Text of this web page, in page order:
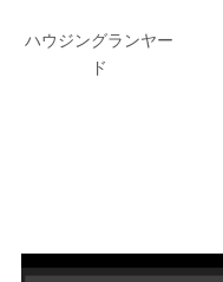
ハウジングランヤー
ド